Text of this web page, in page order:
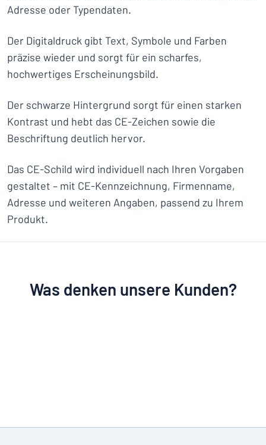
Adresse oder Typendaten.
Der Digitaldruck gibt Text, Symbole und Farben
präzise wieder und sorgt für ein scharfes,
hochwertiges Erscheinungsbild.
Der schwarze Hintergrund sorgt für einen starken
Kontrast und hebt das CE-Zeichen sowie die
Beschriftung deutlich hervor.
Das CE-Schild wird individuell nach Ihren Vorgaben
gestaltet – mit CE-Kennzeichnung, Firmenname,
Adresse und weiteren Angaben, passend zu Ihrem
Produkt.
Was denken unsere Kunden?